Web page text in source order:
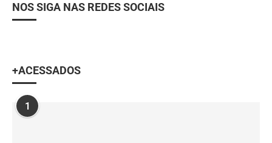
NOS SIGA NAS REDES SOCIAIS
+ACESSADOS
1